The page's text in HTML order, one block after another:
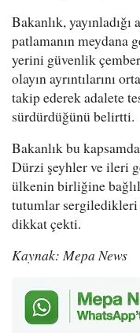
Bakanlık,
patlamanın meydana
yerini güvenlik
olayın ayrıntılarını
takip ederek adalete
sürdürdüğünü belirtti.
Bakanlık bu
Dürzi şeyhler ve ileri
ülkenin birliğine
tutumlar
dikkat çekti.
Kaynak: Mepa News